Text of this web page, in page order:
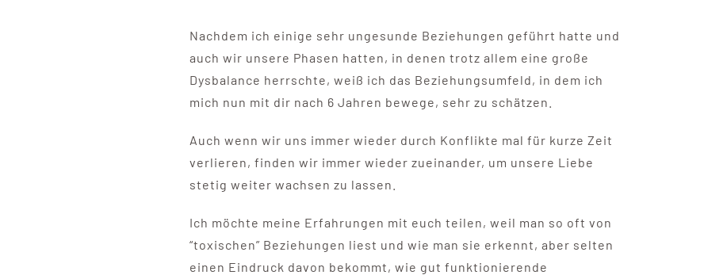
Nachdem ich einige sehr ungesunde Beziehungen geführt hatte und
auch wir unsere Phasen hatten, in denen trotz allem eine große
Dysbalance herrschte, weiß ich das Beziehungsumfeld, in dem ich
mich nun mit dir nach 6 Jahren bewege, sehr zu schätzen.
Auch wenn wir uns immer wieder durch Konflikte mal für kurze Zeit
verlieren, finden wir immer wieder zueinander, um unsere Liebe
stetig weiter wachsen zu lassen.
Ich möchte meine Erfahrungen mit euch teilen, weil man so oft von
“toxischen” Beziehungen liest und wie man sie erkennt, aber selten
einen Eindruck davon bekommt, wie gut funktionierende